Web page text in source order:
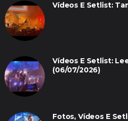
Vídeos E Setlist:
Vídeos E Setlist:
(06/07/2026)
Fotos, Vídeos E